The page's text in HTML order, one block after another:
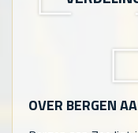
OVER BERGEN